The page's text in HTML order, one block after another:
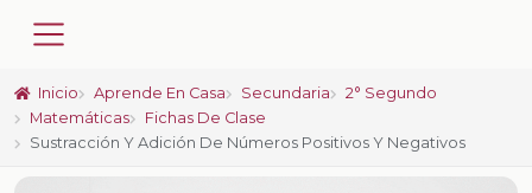
Inicio Aprende En Casa Secundaria
2° Segundo
Matemáticas
Fichas De Clase
Sustracción Y Adición De Números Positivos Y Negativos